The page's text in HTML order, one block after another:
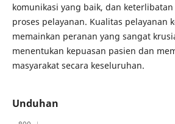
komunikasi yang baik, dan
proses pelayanan. Kualitas pelayanan
memainkan peranan yang sangat
menentukan kepuasan pasien dan
masyarakat secara keseluruhan.
Unduhan